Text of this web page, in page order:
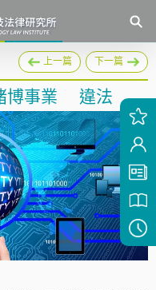
上一篇 下一篇
博事業 違法